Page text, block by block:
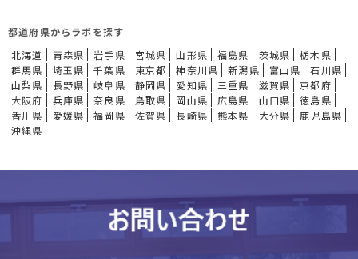
都道府県からラボを探す
北海道
青森県 岩手県 宮城県 山形県 福島県 茨城県
栃木県
群馬県
埼玉県 千葉県 東京都 神奈川県 新潟県 富山県
石川県
山梨県
長野県 岐阜県 静岡県 愛知県 三重県 滋賀県
京都府
大阪府
兵庫県 奈良県 鳥取県 岡山県 広島県 山口県
徳島県
香川県
愛媛県 福岡県 佐賀県 長崎県 熊本県 大分県
鹿児島県
沖縄県